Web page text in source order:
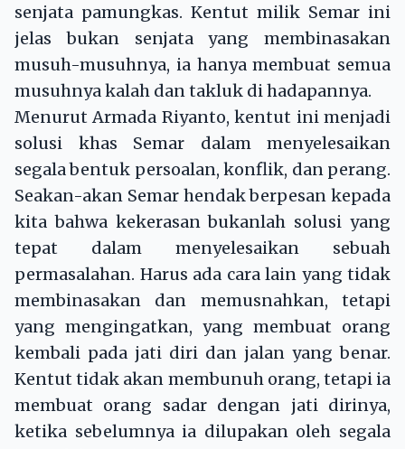
senjata pamungkas. Kentut milik Semar ini
jelas bukan senjata yang membinasakan
musuh-musuhnya, ia hanya membuat semua
musuhnya kalah dan takluk di hadapannya.
Menurut Armada Riyanto, kentut ini menjadi
solusi khas Semar dalam menyelesaikan
segala bentuk persoalan, konflik, dan perang.
Seakan-akan Semar hendak berpesan kepada
kita bahwa kekerasan bukanlah solusi yang
tepat dalam menyelesaikan sebuah
permasalahan. Harus ada cara lain yang tidak
membinasakan dan memusnahkan, tetapi
yang mengingatkan, yang membuat orang
kembali pada jati diri dan jalan yang benar.
Kentut tidak akan membunuh orang, tetapi ia
membuat orang sadar dengan jati dirinya,
ketika sebelumnya ia dilupakan oleh segala